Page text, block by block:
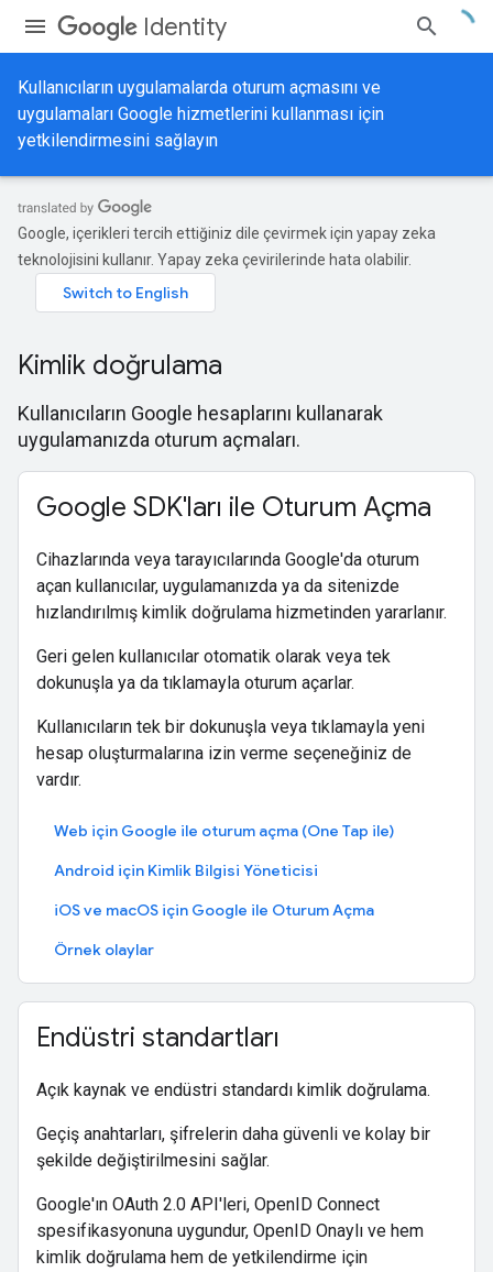
Identity
Kullanıcıların uygulamalarda oturum açmasını ve
uygulamaları Google hizmetlerini kullanması için
yetkilendirmesini sağlayın
Google, içerikleri tercih ettiğiniz dile çevirmek için yapay zeka
teknolojisini kullanır. Yapay zeka çevirilerinde hata olabilir.
Kimlik doğrulama
Kullanıcıların Google hesaplarını kullanarak
uygulamanızda oturum açmaları.
Google SDK'ları ile Oturum Açma
Cihazlarında veya tarayıcılarında Google'da oturum
açan kullanıcılar, uygulamanızda ya da sitenizde
hızlandırılmış kimlik doğrulama hizmetinden yararlanır.
Geri gelen kullanıcılar otomatik olarak veya tek
dokunuşla ya da tıklamayla oturum açarlar.
Kullanıcıların tek bir dokunuşla veya tıklamayla yeni
hesap oluşturmalarına izin verme seçeneğiniz de
vardır.
Web için Google ile oturum açma (One Tap ile)
Android için Kimlik Bilgisi Yöneticisi
iOS ve macOS için Google ile Oturum Açma
Örnek olaylar
Endüstri standartları
Açık kaynak ve endüstri standardı kimlik doğrulama.
Geçiş anahtarları, şifrelerin daha güvenli ve kolay bir
şekilde değiştirilmesini sağlar.
Google'ın OAuth 2.0 API'leri, OpenID Connect
spesifikasyonuna uygundur, OpenID Onaylı ve hem
kimlik doğrulama hem de yetkilendirme için